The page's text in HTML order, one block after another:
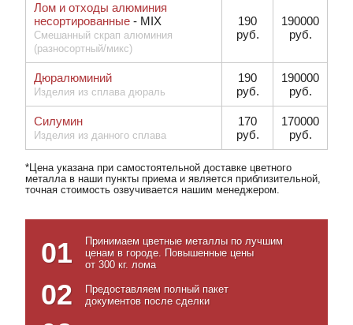
Лом и отходы алюминия
несортированные - MIX
Смешанный скрап алюминия
(разносортный/микс)
190
руб.
190000
руб.
Дюралюминий
Изделия из сплава дюраль
190
руб.
190000
руб.
Силумин
Изделия из данного сплава
170
руб.
170000
руб.
*Цена указана при самостоятельной доставке цветного
металла в наши пункты приема и является приблизительной,
точная стоимость озвучивается нашим менеджером.
01
Принимаем цветные металлы по лучшим
ценам в городе. Повышенные цены
от 300 кг. лома
02
Предоставляем полный пакет
документов после сделки